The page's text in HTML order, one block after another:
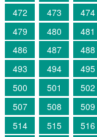
472
473 474
479
480 481
486
487 488
493
494 495
500
501 502
507
508 509
514
515 516